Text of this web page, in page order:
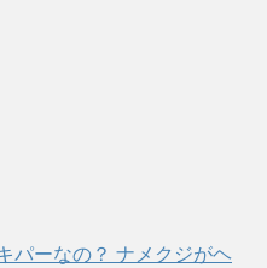
パーなの？ ナメクジがヘ